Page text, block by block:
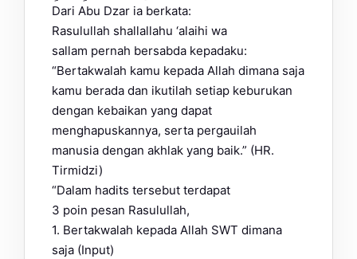
Dari Abu Dzar ia berkata:
Rasulullah shallallahu ‘alaihi wa
sallam pernah bersabda kepadaku:
“Bertakwalah kamu kepada Allah dimana saja
kamu berada dan ikutilah setiap keburukan
dengan kebaikan yang dapat
menghapuskannya, serta pergauilah
manusia dengan akhlak yang baik.” (HR.
Tirmidzi)
“Dalam hadits tersebut terdapat
3 poin pesan Rasulullah,
1. Bertakwalah kepada Allah SWT dimana
saja (Input)